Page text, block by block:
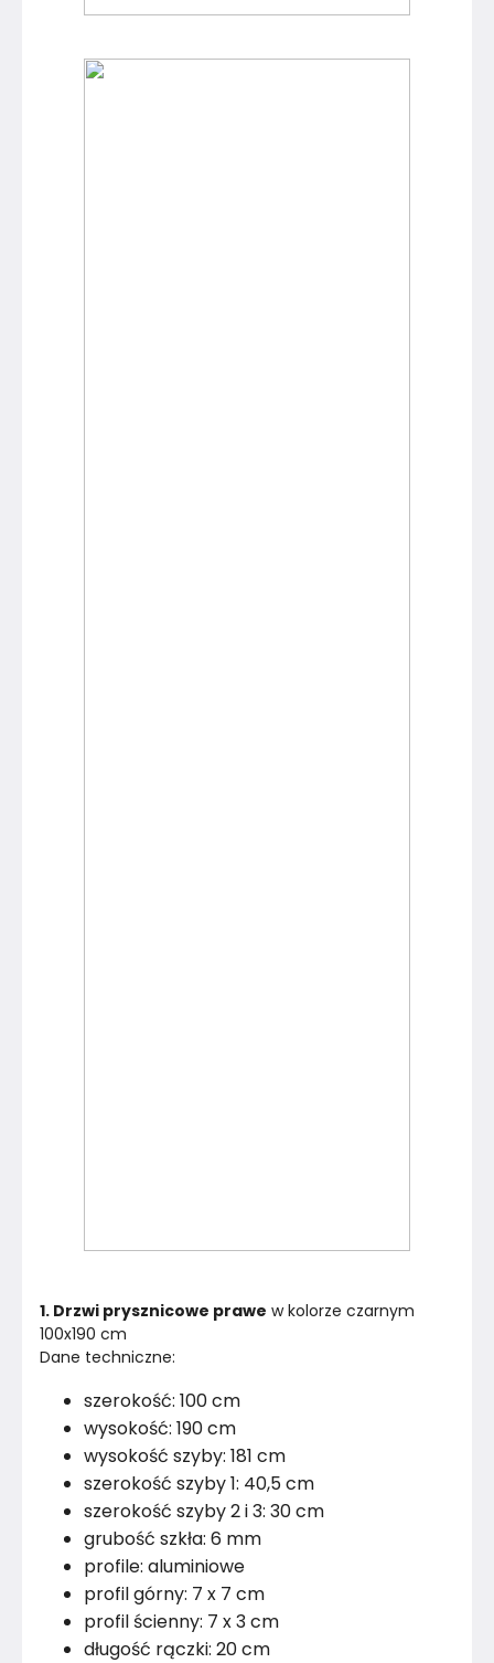
1. Drzwi prysznicowe prawe w kolorze czarnym
100x190 cm
Dane techniczne:
szerokość: 100 cm
wysokość: 190 cm
wysokość szyby: 181 cm
szerokość szyby 1: 40,5 cm
szerokość szyby 2 i 3: 30 cm
grubość szkła: 6 mm
profile: aluminiowe
profil górny: 7 x 7 cm
profil ścienny: 7 x 3 cm
długość rączki: 20 cm